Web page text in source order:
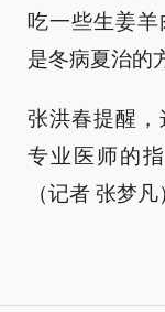
吃一些生姜
是冬病夏治的
张洪春提醒
专业医师的
（记者 张梦凡